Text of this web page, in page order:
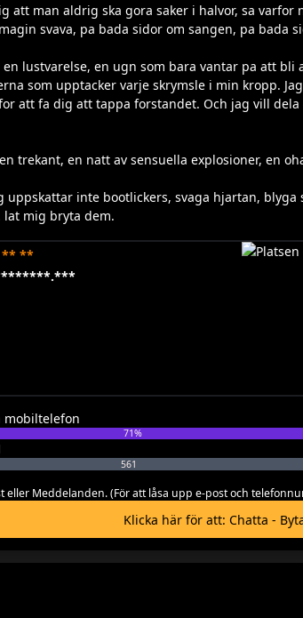
att man aldrig ska gora saker i halvor, sa
svava, pa bada sidor om sangen, pa bada
en lustvarelse, en ugn som bara vantar pa att
som upptacker varje skrymsle i min kropp.
att fa dig att tappa forstandet. Och jag vill
trekant, en natt av sensuella explosioner, en
inte bootlickers, svaga hjartan, blyga
mig bryta dem.
** **
mobiltelefon
71%
561
eller Meddelanden. (För att låsa upp e-post och
Klicka här för att: Chatta -